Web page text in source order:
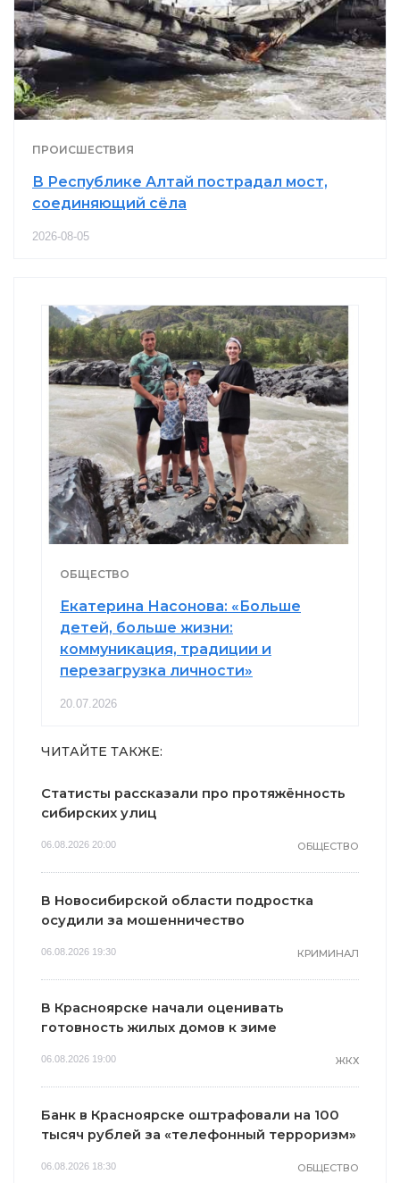
ПРОИСШЕСТВИЯ
В Республике Алтай пострадал мост,
соединяющий сёла
2026-08-05
ОБЩЕСТВО
Екатерина Насонова: «Больше
детей, больше жизни:
коммуникация, традиции и
перезагрузка личности»
20.07.2026
ЧИТАЙТЕ ТАКЖЕ:
Статисты рассказали про протяжённость
сибирских улиц
06.08.2026 20:00 ОБЩЕСТВО
В Новосибирской области подростка
осудили за мошенничество
06.08.2026 19:30 КРИМИНАЛ
В Красноярске начали оценивать
готовность жилых домов к зиме
06.08.2026 19:00 ЖКХ
Банк в Красноярске оштрафовали на 100
тысяч рублей за «телефонный терроризм»
06.08.2026 18:30 ОБЩЕСТВО